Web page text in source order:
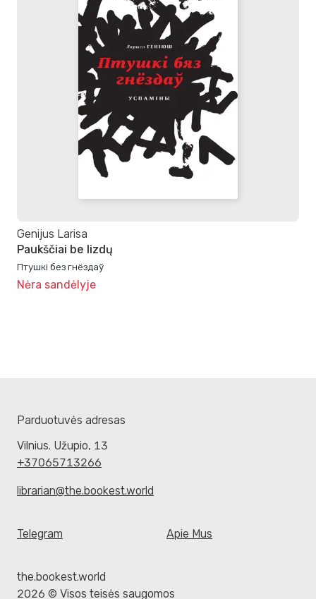
Genijus Larisa
Paukščiai be lizdų
Птушкі без гнёздаў
Nėra sandėlyje
Parduotuvės adresas
Vilnius. Užupio, 13
+37065713266
librarian@the.bookest.world
Telegram Apie Mus
the.bookest.world
2026 © Visos teisės saugomos